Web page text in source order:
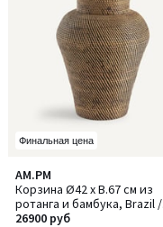
Финальная цена
AM.PM
Корзина Ø42 x В.67 см из
ротанга и бамбука, Brazil /
Бразил
26900 руб
4,6
/ 5